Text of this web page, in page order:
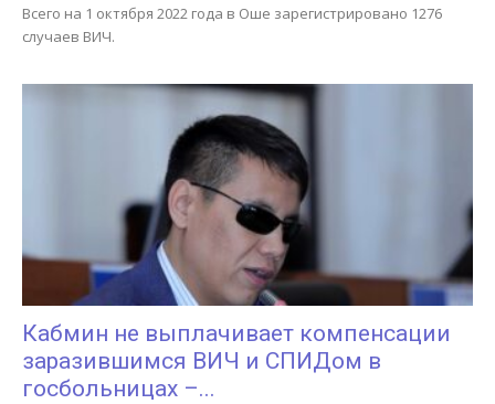
Всего на 1 октября 2022 года в Оше зарегистрировано 1276
случаев ВИЧ.
Кабмин не выплачивает компенсации
заразившимся ВИЧ и СПИДом в
госбольницах –...